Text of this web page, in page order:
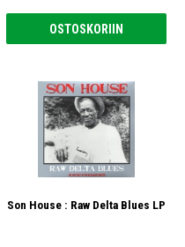
OSTOSKORIIN
Son House : Raw Delta Blues LP